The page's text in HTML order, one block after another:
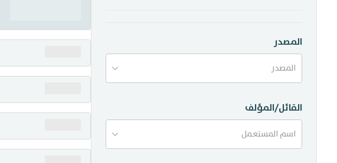
منشورات
تواصل معنا
المصدر
المصدر
القائل/المؤلف
اسم المستعمل